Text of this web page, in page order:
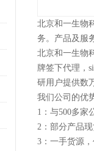
北京和一生物
务。产品及服
北京和一生物
牌签下代理，
研用户提供数
我们公司的优
1：与500多家
2：部分产品
3：一手货源